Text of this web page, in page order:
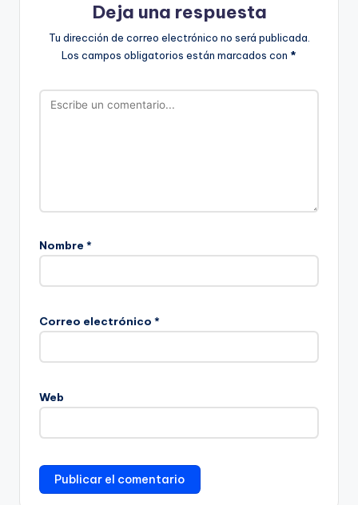
Deja una respuesta
Tu dirección de correo electrónico no será publicada.
Los campos obligatorios están marcados con *
Nombre *
Correo electrónico *
Web